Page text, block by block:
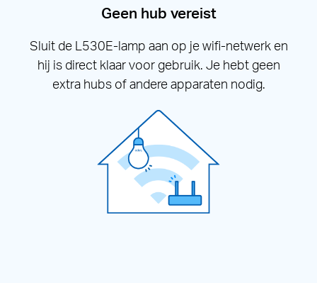
Geen hub vereist
Sluit de L530E-lamp aan op je wifi-netwerk en
hij is direct klaar voor gebruik. Je hebt geen
extra hubs of andere apparaten nodig.